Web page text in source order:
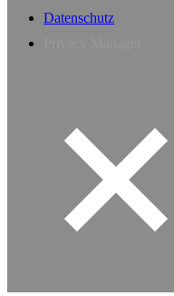
Datenschutz